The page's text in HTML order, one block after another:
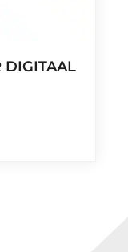
DIGITAAL